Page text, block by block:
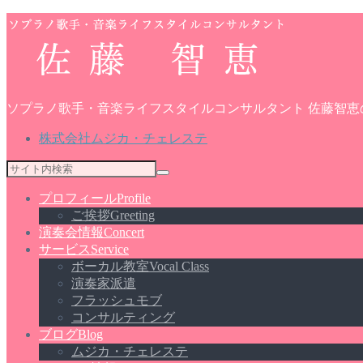
ソプラノ歌手・音楽ライフスタイルコンサルタント 佐藤智
株式会社ムジカ・チェレステ
プロフィールProfile
ご挨拶Greeting
演奏会情報Concert
サービス Service
ボーカル教室Vocal Class
演奏家派遣
フラッシュモブ
コンサルティング
ブログBlog
ムジカ・チェレステ